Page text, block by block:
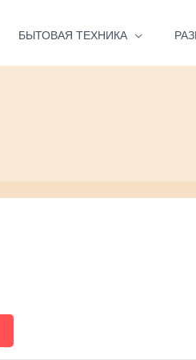
БЫТОВАЯ ТЕХНИКА